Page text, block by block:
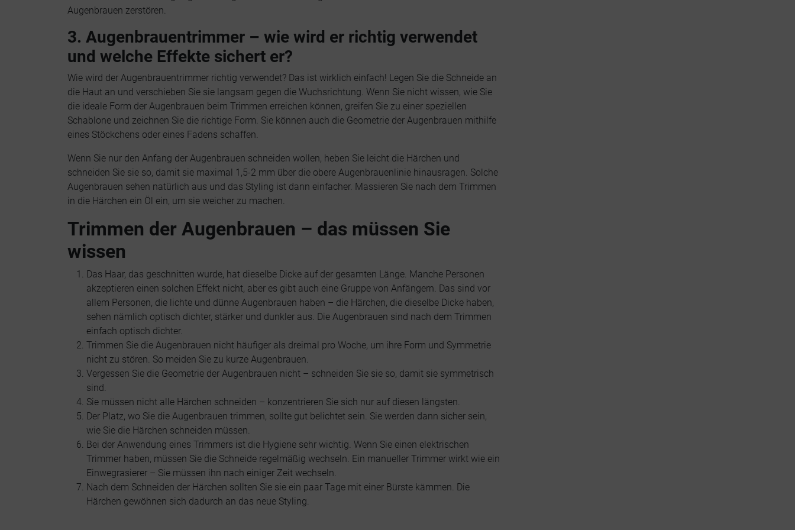
Augenbrauen zerstören.
3. Augenbrauentrimmer – wie wird er richtig verwendet
und welche Effekte sichert er?
Wie wird der Augenbrauentrimmer richtig verwendet? Das ist wirklich einfach! Legen Sie die Schneide an
die Haut an und verschieben Sie sie langsam gegen die Wuchsrichtung. Wenn Sie nicht wissen, wie Sie
die ideale Form der Augenbrauen beim Trimmen erreichen können, greifen Sie zu einer speziellen
Schablone und zeichnen Sie die richtige Form. Sie können auch die Geometrie der Augenbrauen mithilfe
eines Stöckchens oder eines Fadens schaffen.
Wenn Sie nur den Anfang der Augenbrauen schneiden wollen, heben Sie leicht die Härchen und
schneiden Sie sie so, damit sie maximal 1,5-2 mm über die obere Augenbrauenlinie hinausragen. Solche
Augenbrauen sehen natürlich aus und das Styling ist dann einfacher. Massieren Sie nach dem Trimmen
in die Härchen ein Öl ein, um sie weicher zu machen.
Trimmen der Augenbrauen – das müssen Sie
wissen
Das Haar, das geschnitten wurde, hat dieselbe Dicke auf der gesamten Länge. Manche Personen
akzeptieren einen solchen Effekt nicht, aber es gibt auch eine Gruppe von Anfängern. Das sind vor
allem Personen, die lichte und dünne Augenbrauen haben – die Härchen, die dieselbe Dicke haben,
sehen nämlich optisch dichter, stärker und dunkler aus. Die Augenbrauen sind nach dem Trimmen
einfach optisch dichter.
Trimmen Sie die Augenbrauen nicht häufiger als dreimal pro Woche, um ihre Form und Symmetrie
nicht zu stören. So meiden Sie zu kurze Augenbrauen.
Vergessen Sie die Geometrie der Augenbrauen nicht – schneiden Sie sie so, damit sie symmetrisch
sind.
Sie müssen nicht alle Härchen schneiden – konzentrieren Sie sich nur auf diesen längsten.
Der Platz, wo Sie die Augenbrauen trimmen, sollte gut belichtet sein. Sie werden dann sicher sein,
wie Sie die Härchen schneiden müssen.
Bei der Anwendung eines Trimmers ist die Hygiene sehr wichtig. Wenn Sie einen elektrischen
Trimmer haben, müssen Sie die Schneide regelmäßig wechseln. Ein manueller Trimmer wirkt wie ein
Einwegrasierer – Sie müssen ihn nach einiger Zeit wechseln.
Nach dem Schneiden der Härchen sollten Sie sie ein paar Tage mit einer Bürste kämmen. Die
Härchen gewöhnen sich dadurch an das neue Styling.